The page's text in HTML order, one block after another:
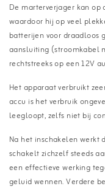
De marterverjager kan op
waardoor hij op veel
batterijen voor draadloos
aansluiting (stroomkabel
rechtstreeks op een 12V
Het apparaat verbruikt
accu is het verbruik
leegloopt, zelfs niet bij
Na het inschakelen werkt
schakelt zichzelf steeds
een effectieve werking
geluid wennen. Verdere